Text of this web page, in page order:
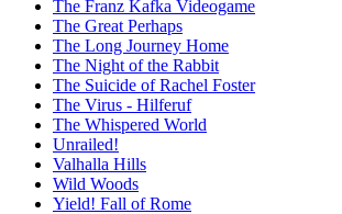
The Franz Kafka Videogame
The Great Perhaps
The Long Journey Home
The Night of the Rabbit
The Suicide of Rachel Foster
The Virus - Hilferuf
The Whispered World
Unrailed!
Valhalla Hills
Wild Woods
Yield! Fall of Rome